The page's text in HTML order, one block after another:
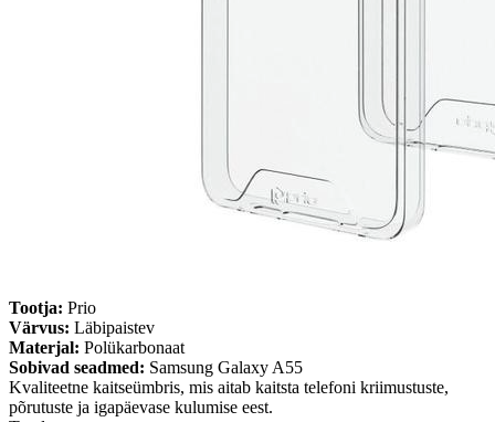
Tootja: Prio
Värvus: Läbipaistev
Materjal: Polükarbonaat
Sobivad seadmed: Samsung Galaxy A55
Kvaliteetne kaitseümbris, mis aitab kaitsta telefoni kriimustuste,
põrutuste ja igapäevase kulumise eest.